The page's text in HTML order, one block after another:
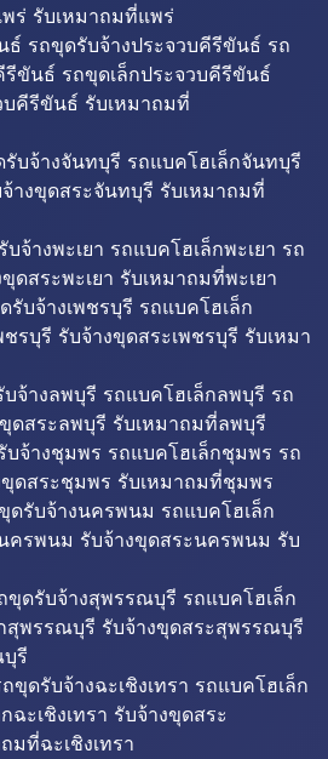
ร่ รับเหมาถมที่แพร่
ธ์ รถขุดรับจ้างประจวบคีรีขันธ์ รถ
รีขันธ์ รถขุดเล็กประจวบคีรีขันธ์
บคีรีขันธ์ รับเหมาถมที่
บจ้างจันทบุรี รถแบคโฮเล็กจันทบุรี
างขุดสระจันทบุรี รับเหมาถมที่
จ้างพะเยา รถแบคโฮเล็กพะเยา รถ
ดสระพะเยา รับเหมาถมที่พะเยา
รับจ้างเพชรบุรี รถแบคโฮเล็ก
ชรบุรี รับจ้างขุดสระเพชรบุรี รับเหมา
จ้างลพบุรี รถแบคโฮเล็กลพบุรี รถ
ดสระลพบุรี รับเหมาถมที่ลพบุรี
จ้างชุมพร รถแบคโฮเล็กชุมพร รถ
ดสระชุมพร รับเหมาถมที่ชุมพร
รับจ้างนครพนม รถแบคโฮเล็ก
ครพนม รับจ้างขุดสระนครพนม รับ
ดรับจ้างสุพรรณบุรี รถแบคโฮเล็ก
สุพรรณบุรี รับจ้างขุดสระสุพรรณบุรี
รี
ขุดรับจ้างฉะเชิงเทรา รถแบคโฮเล็ก
ฉะเชิงเทรา รับจ้างขุดสระ
มที่ฉะเชิงเทรา